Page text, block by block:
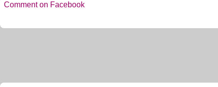
Comment on Facebook